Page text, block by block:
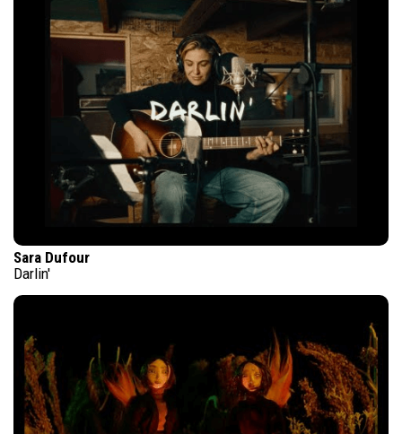
Sara Dufour
Darlin'